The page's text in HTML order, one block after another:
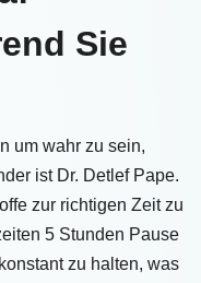
Sie
um wahr zu sein,
ist Dr. Detlef Pape.
zur richtigen Zeit zu
5 Stunden Pause
zu halten, was